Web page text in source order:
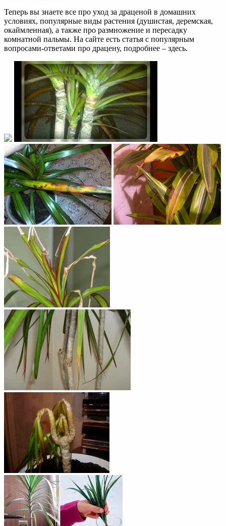
Теперь вы знаете все про уход за драценой в домашних
условиях, популярные виды растения (душистая, деремская,
окаймленная), а также про размножение и пересадку
комнатной пальмы. На сайте есть статья с популярным
вопросами-ответами про драцену, подробнее – здесь.